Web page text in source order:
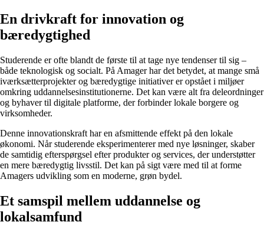
En drivkraft for innovation og
bæredygtighed
Studerende er ofte blandt de første til at tage nye tendenser til sig –
både teknologisk og socialt. På Amager har det betydet, at mange små
iværksætterprojekter og bæredygtige initiativer er opstået i miljøer
omkring uddannelsesinstitutionerne. Det kan være alt fra deleordninger
og byhaver til digitale platforme, der forbinder lokale borgere og
virksomheder.
Denne innovationskraft har en afsmittende effekt på den lokale
økonomi. Når studerende eksperimenterer med nye løsninger, skaber
de samtidig efterspørgsel efter produkter og services, der understøtter
en mere bæredygtig livsstil. Det kan på sigt være med til at forme
Amagers udvikling som en moderne, grøn bydel.
Et samspil mellem uddannelse og
lokalsamfund